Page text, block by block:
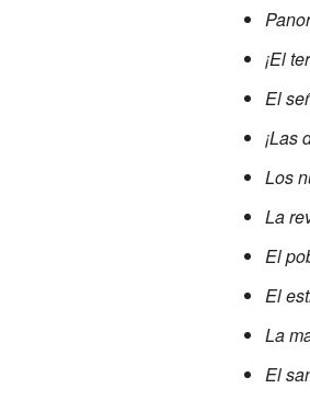
¡El
El
¡Las
Los
La
El
El
La
El